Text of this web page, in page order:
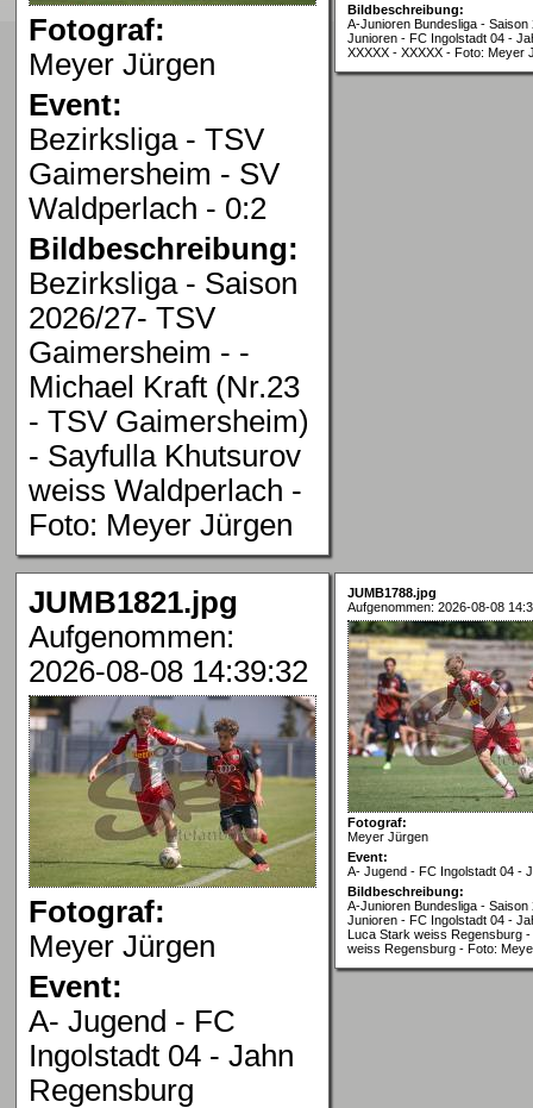
Fotograf:
Meyer Jürgen
Event:
Bezirksliga - TSV
Gaimersheim - SV
Waldperlach - 0:2
Bildbeschreibung:
Bezirksliga - Saison
2026/27- TSV
Gaimersheim - -
Michael Kraft (Nr.23
- TSV Gaimersheim)
- Sayfulla Khutsurov
weiss Waldperlach -
Foto: Meyer Jürgen
Bildbeschreibung:
A-Junioren Bundesliga - Saison
Junioren - FC Ingolstadt 04 -
XXXXX - XXXXX - Foto: Meyer
JUMB1821.jpg
Aufgenommen:
2026-08-08 14:39:32
Fotograf:
Meyer Jürgen
Event:
A- Jugend - FC
Ingolstadt 04 - Jahn
Regensburg
JUMB1788.jpg
Aufgenommen: 2026-08-08
Fotograf:
Meyer Jürgen
Event:
A- Jugend - FC Ingolstadt 04 -
Bildbeschreibung:
A-Junioren Bundesliga - Saison
Junioren - FC Ingolstadt 04 -
Luca Stark weiss Regensburg
weiss Regensburg - Foto: